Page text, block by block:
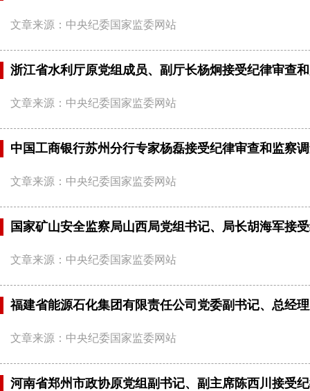
文章来源：中央纪委国家监委网站
浙江省水利厅原党组成员、副厅长杨炯接受纪律审查
文章来源：中央纪委国家监委网站
中国工商银行苏州分行专家杨磊接受纪律审查和监察
文章来源：中央纪委国家监委网站
国家矿山安全监察局山西局党组书记、局长胡海军接
文章来源：中央纪委国家监委网站
福建省能源石化集团有限责任公司党委副书记、总经
文章来源：中央纪委国家监委网站
河南省郑州市政协原党组副书记、副主席陈西川接受